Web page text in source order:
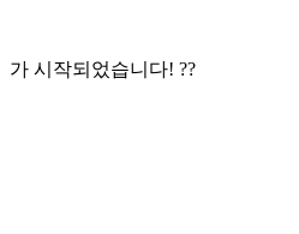
가 시작되었습니다! ??